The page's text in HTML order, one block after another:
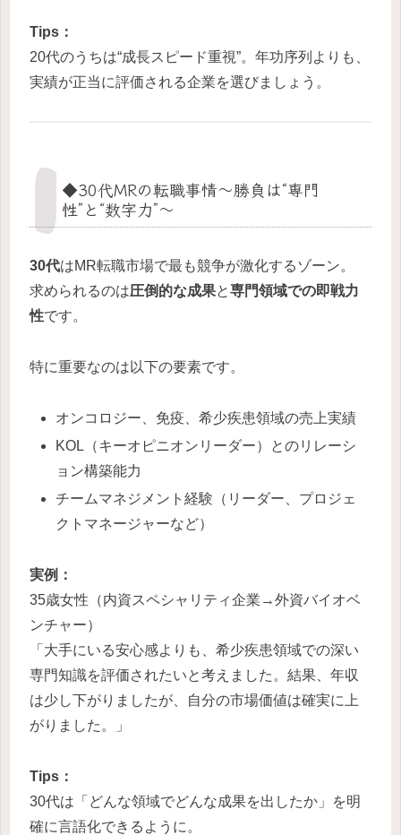
Tips：
20代のうちは“成長スピード重視”。年功序列よりも、
実績が正当に評価される企業を選びましょう。
◆30代MRの転職事情〜勝負は“専門
性”と“数字力”〜
30代はMR転職市場で最も競争が激化するゾーン。
求められるのは圧倒的な成果と専門領域での即戦力
性です。
特に重要なのは以下の要素です。
オンコロジー、免疫、希少疾患領域の売上実績
KOL（キーオピニオンリーダー）とのリレーシ
ョン構築能力
チームマネジメント経験（リーダー、プロジェ
クトマネージャーなど）
実例：
35歳女性（内資スペシャリティ企業→外資バイオベ
ンチャー）
「大手にいる安心感よりも、希少疾患領域での深い
専門知識を評価されたいと考えました。結果、年収
は少し下がりましたが、自分の市場価値は確実に上
がりました。」
Tips：
30代は「どんな領域でどんな成果を出したか」を明
確に言語化できるように。